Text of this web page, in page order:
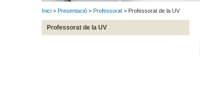
Inici > Presentació > Professorat > Professorat de la UV
Professorat de la UV